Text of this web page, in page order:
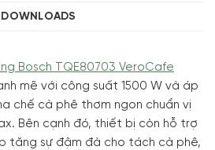
DOWNLOADS
Bosch TQE80703 VeroCafe
mẽ với công suất 1500 W và áp
chế cà phê thơm ngon chuẩn vị
Bên cạnh đó, thiết bị còn hỗ trợ
tăng sự đậm đà cho tách cà phê,